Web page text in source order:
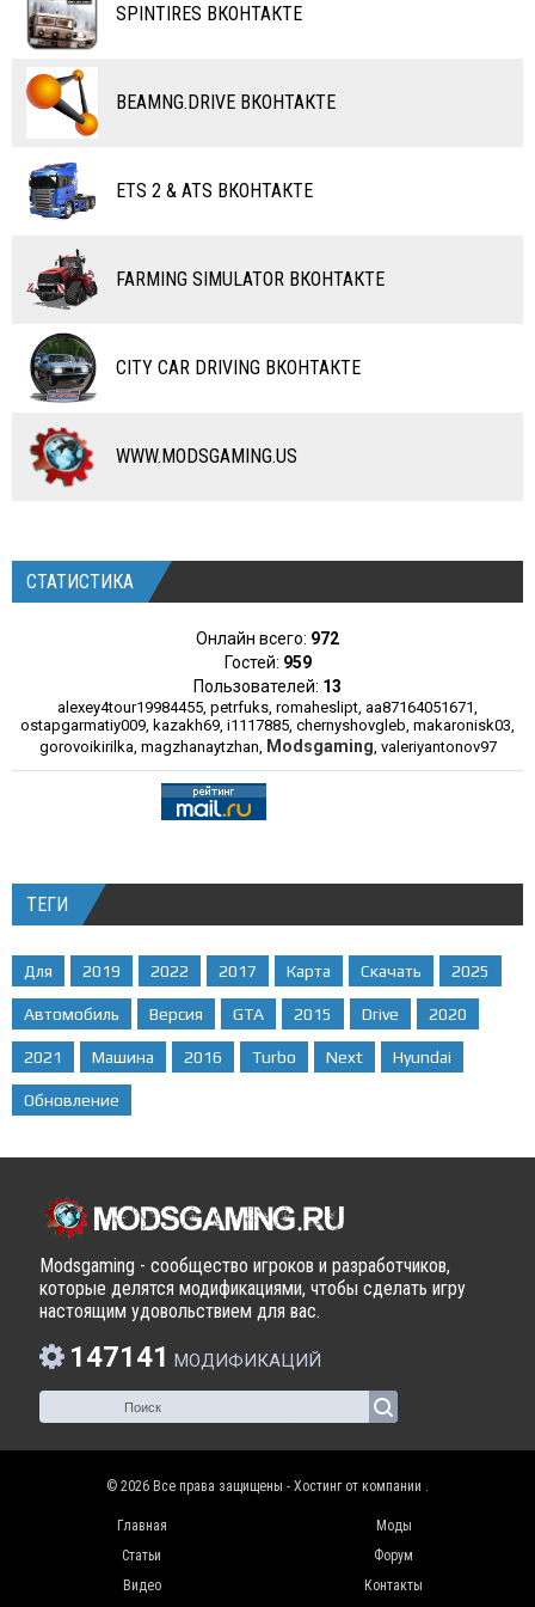
ВЕРТОЛЕТЫ
САМОЛЕТЫ
RC ТРАНСПОРТ
КАРТЫ
ЧИТЫ
ПРОГРАММЫ
SPINTIRES ВКОНТАКТЕ
BEAMNG.DRIVE ВКОНТАКТЕ
ETS 2 & ATS ВКОНТАКТЕ
FARMING SIMULATOR ВКОНТАКТЕ
CITY CAR DRIVING ВКОНТАКТЕ
WWW.MODSGAMING.US
СТАТИСТИКА
Онлайн всего: 972
Гостей: 959
Пользователей: 13
alexey4tour19984455, petrfuks, romaheslipt, aa87164051671,
ostapgarmatiy009, kazakh69, i1117885, chernyshovgleb, makaronisk03,
gorovoikirilka, magzhanaytzhan, Modsgaming, valeriyantonov97
ТЕГИ
Для 2019 2022 2017 Карта Скачать 2025
Автомобиль Версия GTA 2015 Drive 2020
2021 Машина 2016 Turbo Next Hyundai
Обновление
Modsgaming - сообщество игроков и разработчиков,
которые делятся модификациями, чтобы сделать игру
настоящим удовольствием для вас.
147141 МОДИФИКАЦИЙ
© 2026 Все права защищены - Хостинг от компании .
Главная
Моды
Статьи
Форум
Видео
Контакты